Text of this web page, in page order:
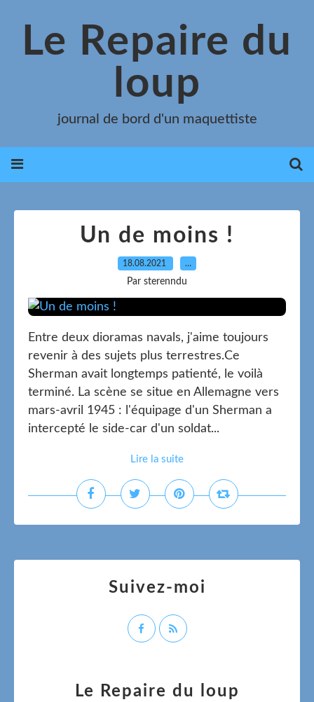
Le Repaire du
loup
journal de bord d'un maquettiste
Un de moins !
18.08.2021 …
Par sterenndu
Entre deux dioramas navals, j'aime toujours
revenir à des sujets plus terrestres.Ce
Sherman avait longtemps patienté, le voilà
terminé. La scène se situe en Allemagne vers
mars-avril 1945 : l'équipage d'un Sherman a
intercepté le side-car d'un soldat...
Lire la suite
Le Repaire du loup
Suivez-moi